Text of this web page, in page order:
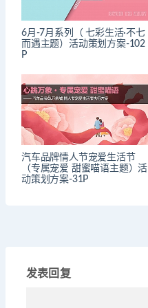
6月-7月系列（ 七彩生活·不七
而遇主题）活动策划方案-102
P
汽车品牌情人节宠爱生活节
（专属宠爱 甜蜜喵语主题）活
动策划方案-31P
发表回复